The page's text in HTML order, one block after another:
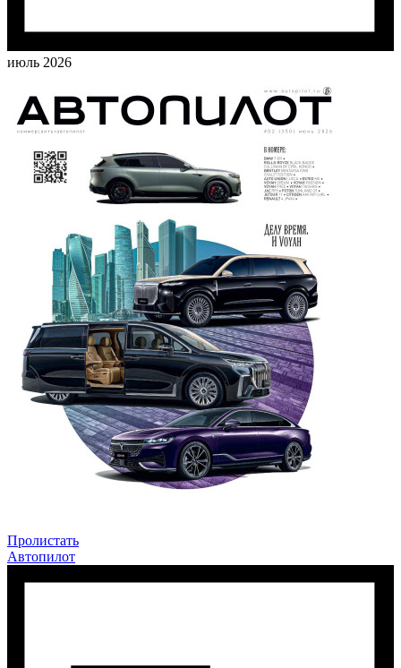
июль 2026
Пролистать
Автопилот